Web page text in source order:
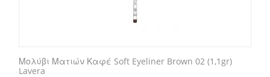
Μολύβι Ματιών Καφέ Soft Eyeliner Brown 02 (1,1gr)
Lavera